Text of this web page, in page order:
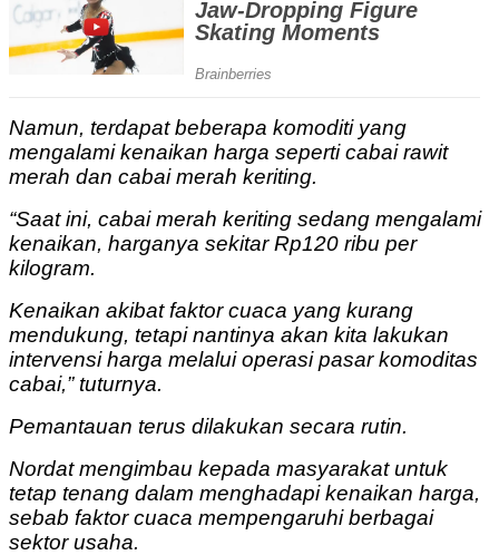
Namun, terdapat beberapa komoditi yang
mengalami kenaikan harga seperti cabai rawit
merah dan cabai merah keriting.
“Saat ini, cabai merah keriting sedang mengalami
kenaikan, harganya sekitar Rp120 ribu per
kilogram.
Kenaikan akibat faktor cuaca yang kurang
mendukung, tetapi nantinya akan kita lakukan
intervensi harga melalui operasi pasar komoditas
cabai,” tuturnya.
Pemantauan terus dilakukan secara rutin.
Nordat mengimbau kepada masyarakat untuk
tetap tenang dalam menghadapi kenaikan harga,
sebab faktor cuaca mempengaruhi berbagai
sektor usaha.